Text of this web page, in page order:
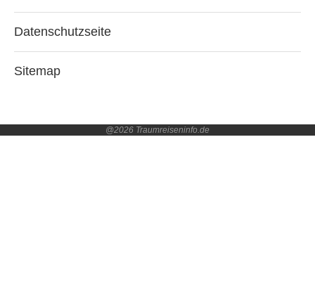
Datenschutzseite
Sitemap
@2026 Traumreiseninfo.de